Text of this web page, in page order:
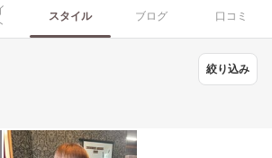
スタイル ブログ 口コミ
絞り込み